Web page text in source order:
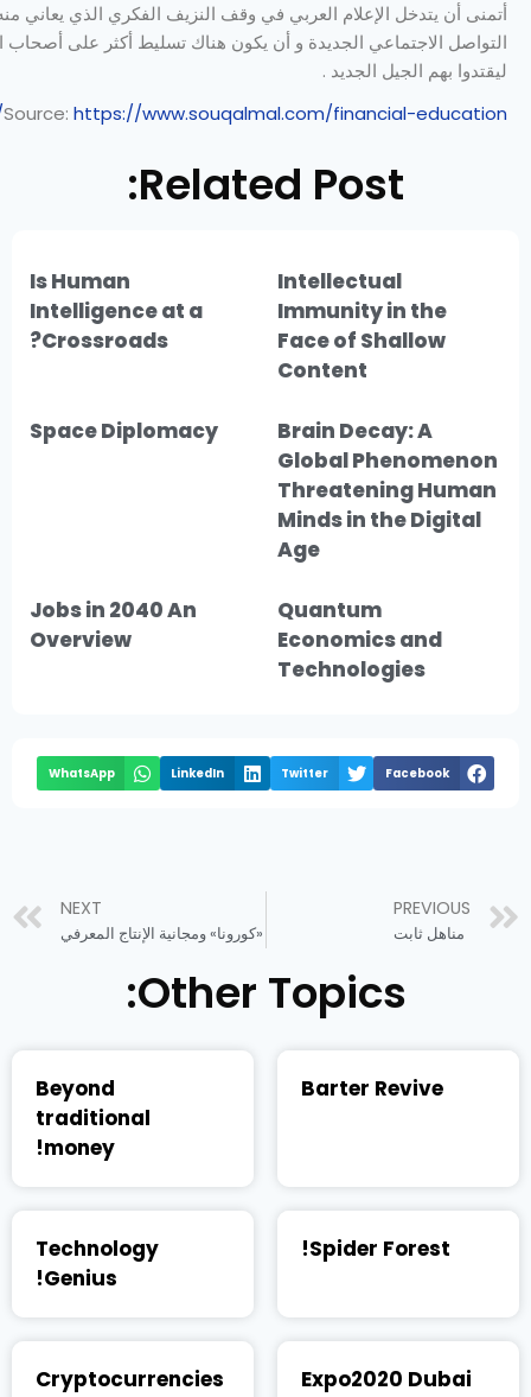
أتمنى أن يتدخل الإعلام العربي في وقف النزيف الفكري الذي يعاني
التواصل الاجتماعي الجديدة و أن يكون هناك تسليط أكثر على أصحاب
ليقتدوا بهم الجيل الجديد .
Source: https://www.souqalmal.com/financial-education/
Related Post:
Intellectual
Immunity in the
Face of Shallow
Content
Is Human
Intelligence at a
Crossroads?
Brain Decay: A
Global Phenomenon
Threatening Human
Minds in the Digital
Age
Space Diplomacy
Quantum
Economics and
Technologies
Jobs in 2040 An
Overview
Facebook
Twitter
LinkedIn
WhatsApp
PREVIOUS
مناهل ثابت
NEXT
«كورونا» ومجانية الإنتاج المعرفي
Other Topics:
Barter Revive
Beyond
traditional
money!
Spider Forest!
Technology
Genius!
Expo2020 Dubai
Cryptocurrencies